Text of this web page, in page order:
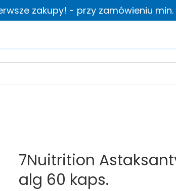
zakupy! - przy zamówieniu min.
7Nuitrition
alg 60 kaps.